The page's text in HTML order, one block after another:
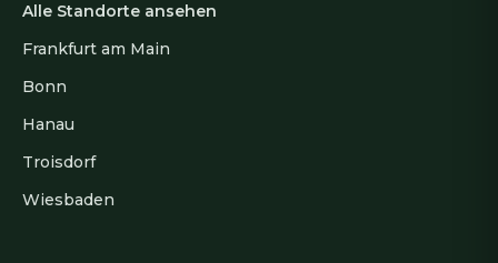
Alle Standorte ansehen
Frankfurt am Main
Bonn
Hanau
Troisdorf
Wiesbaden